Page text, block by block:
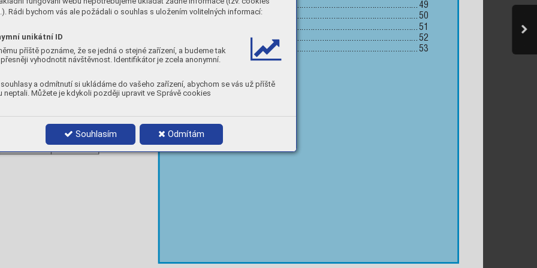
Rádi bychom vás ale požádali o souhlas s uložením volitelných informací:
unikátní ID
příště poznáme, že se jedná o stejné zařízení, a budeme tak
vyhodnotit návštěvnost. Identifikátor je zcela anonymní.
a odmítnutí si ukládáme do vašeho zařízení, abychom se vás už příště
neptali. Můžete je kdykoli později upravit ve Správě cookies
Souhlasím Odmítám
/ 100 g weld metal




6,0
8,0
10,8
Maxeta 24
49
Maxeta 110
....................................................... 50
51
P 83CR ..............................................................
52
P 84CR .............................................................. 53